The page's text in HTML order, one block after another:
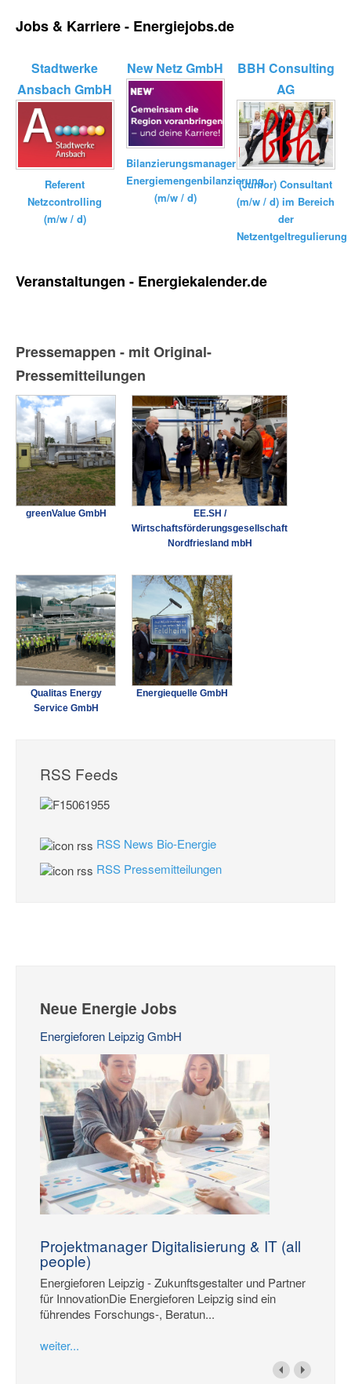
Jobs & Karriere - Energiejobs.de
Stadtwerke
Ansbach GmbH
Referent
Netzcontrolling
(m/w / d)
New Netz GmbH
Bilanzierungsmanager
Energiemengenbilanzierung
(m/w / d)
BBH Consulting
AG
(Junior) Consultant
(m/w / d) im Bereich
der
Netzentgeltregulierung
Veranstaltungen - Energiekalender.de
Pressemappen - mit Original-
Pressemitteilungen
greenValue GmbH
EE.SH /
Wirtschaftsförderungsgesellschaft
Nordfriesland mbH
Qualitas Energy
Service GmbH
Energiequelle GmbH
RSS Feeds
RSS News Bio-Energie
RSS Pressemitteilungen
Neue Energie Jobs
Energieforen Leipzig GmbH
Projektmanager Digitalisierung & IT (all
people)
Energieforen Leipzig - Zukunftsgestalter und Partner
für InnovationDie Energieforen Leipzig sind ein
führendes Forschungs-, Beratun...
weiter...